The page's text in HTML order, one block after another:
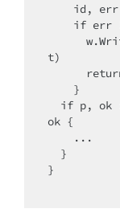
id,
if err
t)
if p, ok
ok {
}